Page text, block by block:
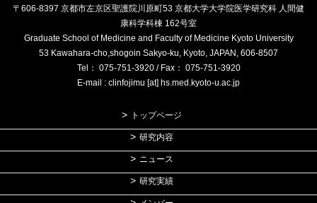
〒606-8397 京都市左京区聖護院川原町53 京都大学大学院医学研究科 人間健
康科学科棟 162号室
Graduate School of Medicine and Faculty of Medicine Kyoto University
53 Kawahara-cho,shogoin Sakyo-ku, Kyoto, JAPAN, 606-8507
Tel： 075-751-3920 / Fax： 075-751-3920
E-mail : clinfojimu [at] hs.med.kyoto-u.ac.jp
トップページ
研究内容
ニュース
研究実績